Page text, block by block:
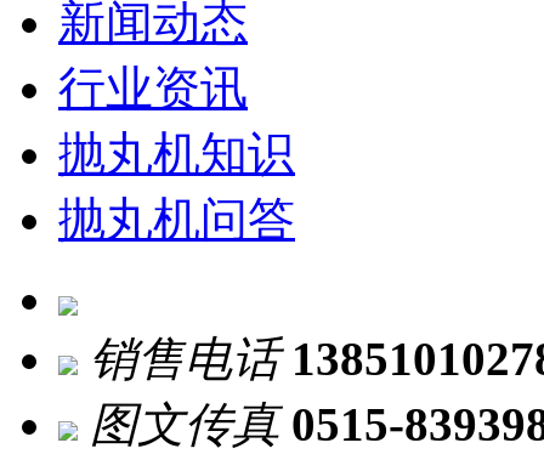
新闻动态
行业资讯
抛丸机知识
抛丸机问答
销售电话
图文传真 0515-